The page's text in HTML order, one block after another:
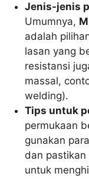
Jenis-jenis
Umumnya,
adalah
lasan yang
resistansi
massal,
welding).
Tips untuk
permukaan
gunakan
dan
untuk